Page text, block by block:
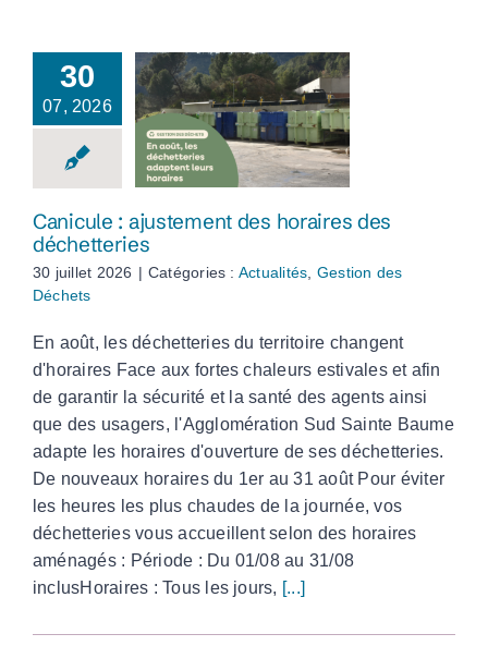
30
07, 2026
Canicule :
ajustement des
horaires des
déchetteries
Canicule : ajustement des horaires des
déchetteries
30 juillet 2026 | Catégories : Actualités Gestion des
Déchets
En août, les déchetteries du territoire changent
d'horaires Face aux fortes chaleurs estivales et afin
de garantir la sécurité et la santé des agents ainsi
que des usagers, l'Agglomération Sud Sainte Baume
adapte les horaires d'ouverture de ses déchetteries.
De nouveaux horaires du 1er au 31 août Pour éviter
les heures les plus chaudes de la journée, vos
déchetteries vous accueillent selon des horaires
aménagés : Période : Du 01/08 au 31/08
inclusHoraires : Tous les jours, [...]